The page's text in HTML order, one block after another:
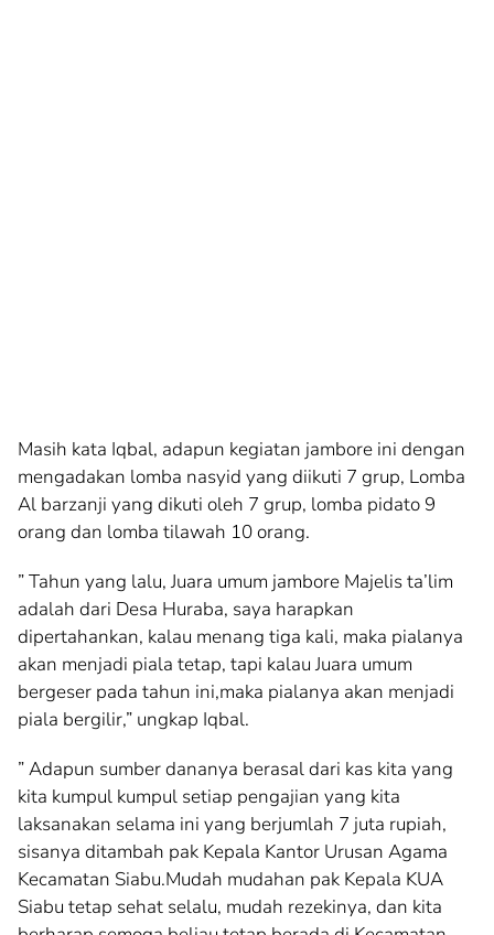
Masih kata Iqbal, adapun kegiatan jambore ini dengan
mengadakan lomba nasyid yang diikuti 7 grup, Lomba
Al barzanji yang dikuti oleh 7 grup, lomba pidato 9
orang dan lomba tilawah 10 orang.
” Tahun yang lalu, Juara umum jambore Majelis ta’lim
adalah dari Desa Huraba, saya harapkan
dipertahankan, kalau menang tiga kali, maka pialanya
akan menjadi piala tetap, tapi kalau Juara umum
bergeser pada tahun ini,maka pialanya akan menjadi
piala bergilir,” ungkap Iqbal.
” Adapun sumber dananya berasal dari kas kita yang
kita kumpul kumpul setiap pengajian yang kita
laksanakan selama ini yang berjumlah 7 juta rupiah,
sisanya ditambah pak Kepala Kantor Urusan Agama
Kecamatan Siabu.Mudah mudahan pak Kepala KUA
Siabu tetap sehat selalu, mudah rezekinya, dan kita